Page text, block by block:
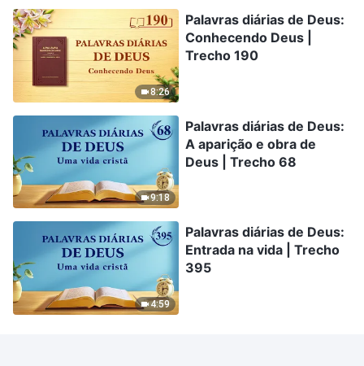
8:26
Palavras diárias de Deus:
Conhecendo Deus |
Trecho 190
9:18
Palavras diárias de Deus:
A aparição e obra de
Deus | Trecho 68
4:59
Palavras diárias de Deus:
Entrada na vida | Trecho
395